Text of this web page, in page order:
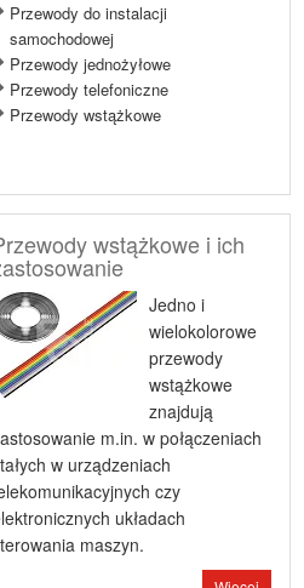
Przewody do instalacji
samochodowej
Przewody jednożyłowe
Przewody telefoniczne
Przewody wstążkowe
wstążkowe i ich
Jedno i
wielokolorowe
przewody
wstążkowe
znajdują
m.in. w połączeniach
w urządzeniach
czy
układach
maszyn.